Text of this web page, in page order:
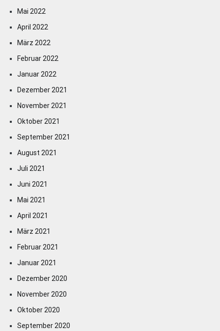
Mai 2022
April 2022
März 2022
Februar 2022
Januar 2022
Dezember 2021
November 2021
Oktober 2021
September 2021
August 2021
Juli 2021
Juni 2021
Mai 2021
April 2021
März 2021
Februar 2021
Januar 2021
Dezember 2020
November 2020
Oktober 2020
September 2020